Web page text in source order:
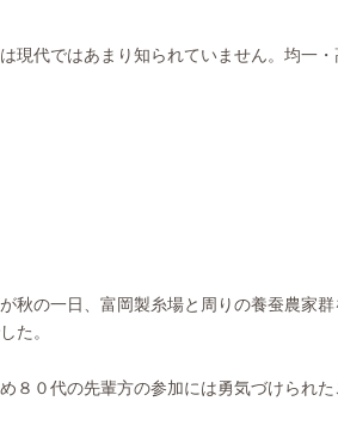
現代ではあまり知られていません。均一
秋の一日、富岡製糸場と周りの養蚕農家
た。
８０代の先輩方の参加には勇気づけられた